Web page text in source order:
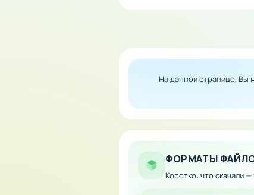
Скачайте
На данной странице, Вы
ФОРМАТЫ
Коротко: что скачали